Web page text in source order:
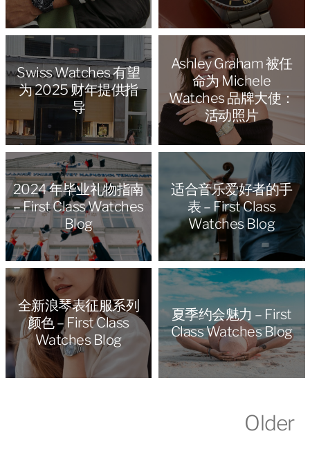
Swiss Watches 有望
为 2025 财年提供指
导
Ashley Graham 被任
命为 Michele
Watches 品牌大使：
活动照片
2024 年毕业礼物指南
– First Class Watches
Blog
适合音乐爱好者的手
表 – First Class
Watches Blog
全新浪琴表征服系列
颜色 – First Class
Watches Blog
夏季约会魅力 – First
Class Watches Blog
Older